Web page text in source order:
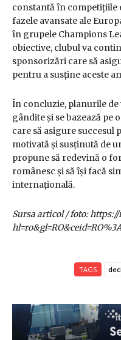
constantă în competițiile
fazele avansate ale
în grupele Champions
obiective, clubul va
sponsorizări care să
pentru a susține aceste
În concluzie, planurile
gândite și se bazează pe
care să asigure succesul
motivată și susținută de
propune să redevină o
românesc și să își facă
internațională.
Sursa articol / foto:
TAGS